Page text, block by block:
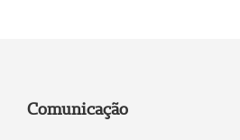
Comunicação